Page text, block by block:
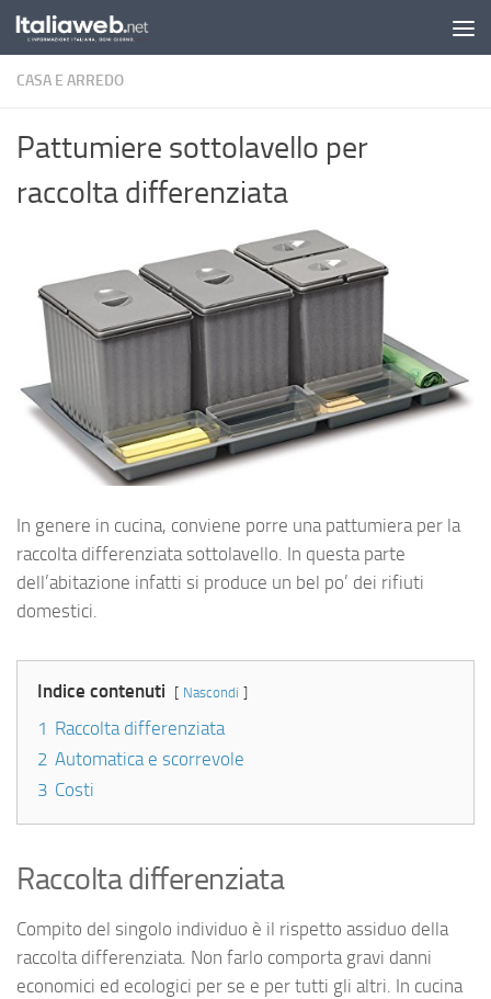
Sotto il contenuto
CASA E ARREDO
Pattumiere sottolavello per
raccolta differenziata
In genere in cucina, conviene porre una pattumiera per la
raccolta differenziata sottolavello. In questa parte
dell’abitazione infatti si produce un bel po’ dei rifiuti
domestici.
Indice contenuti Nascondi
1 Raccolta differenziata
2 Automatica e scorrevole
3 Costi
Raccolta differenziata
Compito del singolo individuo è il rispetto assiduo della
raccolta differenziata. Non farlo comporta gravi danni
economici ed ecologici per se e per tutti gli altri. In cucina